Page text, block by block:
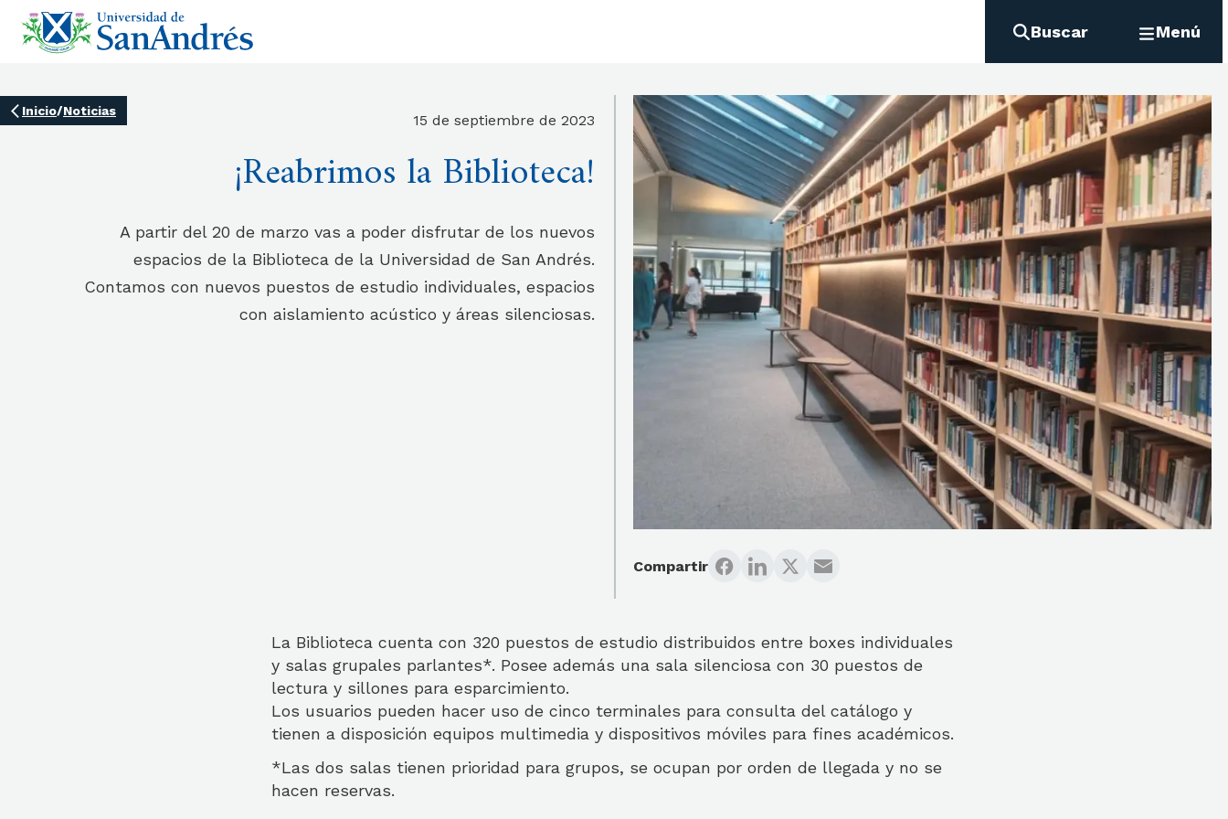
Buscar Menú
Inicio/Noticias
15 de septiembre de 2023
¡Reabrimos la Biblioteca!
A partir del 20 de marzo vas a poder disfrutar de los nuevos
espacios de la Biblioteca de la Universidad de San Andrés.
Contamos con nuevos puestos de estudio individuales, espacios
con aislamiento acústico y áreas silenciosas.
Compartir
La Biblioteca cuenta con 320 puestos de estudio distribuidos entre boxes individuales
y salas grupales parlantes*. Posee además una sala silenciosa con 30 puestos de
lectura y sillones para esparcimiento.
Los usuarios pueden hacer uso de cinco terminales para consulta del catálogo y
tienen a disposición equipos multimedia y dispositivos móviles para fines académicos.
*Las dos salas tienen prioridad para grupos, se ocupan por orden de llegada y no se
hacen reservas.